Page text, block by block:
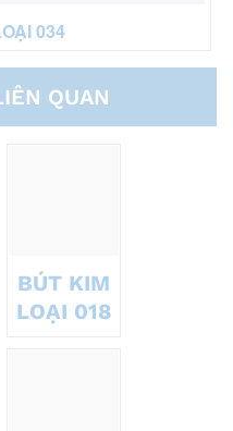
034
QUAN
BÚT KIM
LOẠI 018